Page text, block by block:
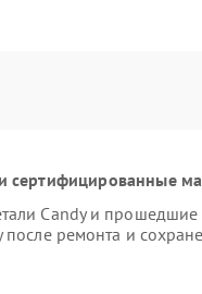
сертифицированные
Candy и
после ремонта и